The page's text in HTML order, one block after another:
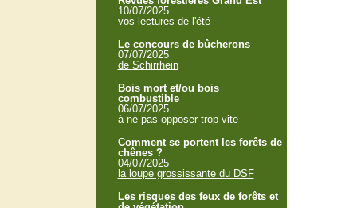
10/07/2025
vos lectures de l'été
Le concours de bûcherons
07/07/2025
de Schirrhein
Bois mort et/ou bois
combustible
06/07/2025
à ne pas opposer trop vite
Comment se portent les forêts de
chênes ?
04/07/2025
la loupe grossissante du DSF
Les risques des feux de forêts et